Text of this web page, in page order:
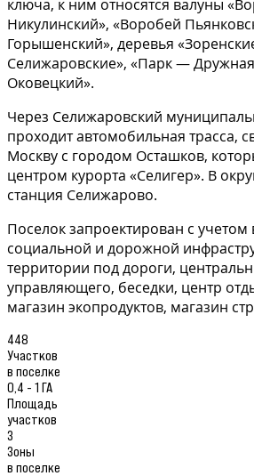
ключа, к ним относятся валуны
Никулинский», «Воробей
Горышенский», деревья
Селижаровские», «Парк —
Оковецкий».
Через Селижаровский
проходит автомобильная трасса,
Москву с городом Осташков,
центром курорта «Селигер». В
станция Селижарово.
Поселок запроектирован с учетом
социальной и дорожной
территории под дороги,
управляющего, беседки, центр
магазин экопродуктов, магазин
448
Участков
в поселке
0,4 - 1 ГА
Площадь
участков
3
Зоны
в поселке